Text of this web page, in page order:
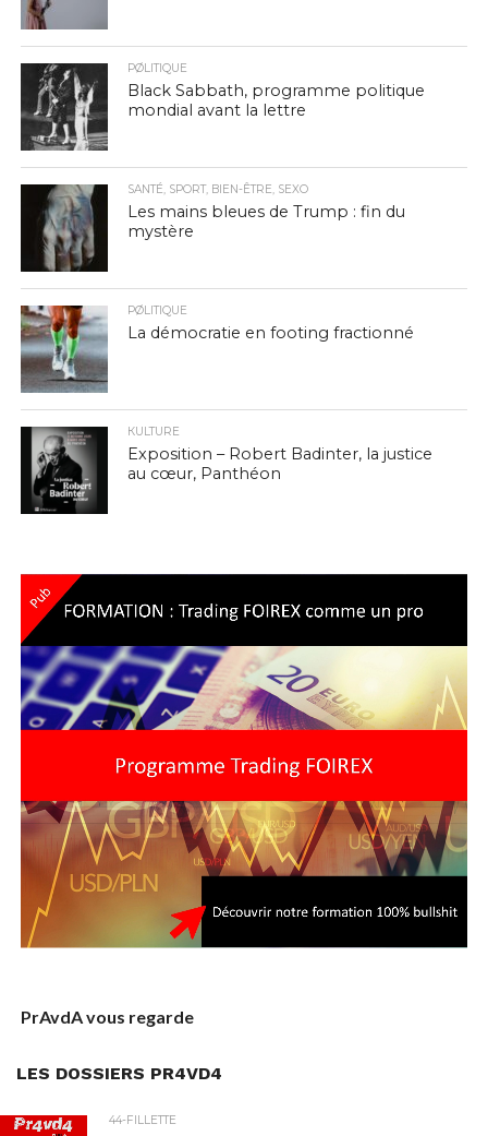
PØLITIQUE
Black Sabbath, programme politique
mondial avant la lettre
SANTÉ, SPORT, BIEN-ÊTRE, SEXO
Les mains bleues de Trump : fin du
mystère
PØLITIQUE
La démocratie en footing fractionné
КULTURE
Exposition – Robert Badinter, la justice
au cœur, Panthéon
PrAvdA vous regarde
LES DOSSIERS PR4VD4
44-FILLETTE